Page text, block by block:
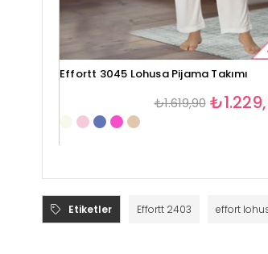
Effortt 3045 Lohusa Pijama Takımı
₺1.619,90
Etiketler Effortt 2403 effort